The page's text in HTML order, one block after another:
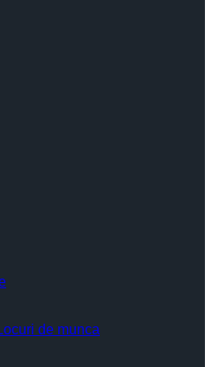
de munca